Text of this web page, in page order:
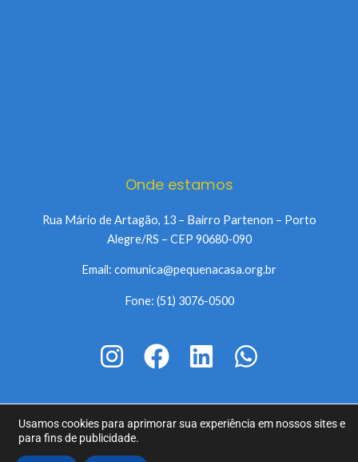
Onde estamos
Rua Mário de Artagão, 13 – Bairro Partenon – Porto
Alegre/RS – CEP 90680-090
Email: comunica@pequenacasa.org.br
Fone: (51) 3076-0500
Copyright © 2026 Pequena Casa da Criança | Todos os diretos
Usamos cookies para aprimorar sua experiência em nossos sites e
para fins de publicidade.